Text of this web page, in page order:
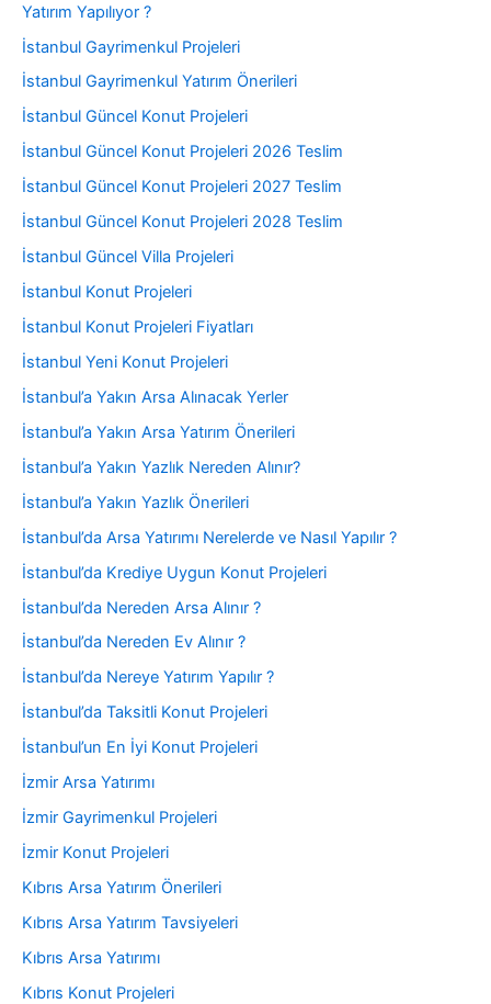
Yatırım Yapılıyor ?
İstanbul Gayrimenkul Projeleri
İstanbul Gayrimenkul Yatırım Önerileri
İstanbul Güncel Konut Projeleri
İstanbul Güncel Konut Projeleri 2026 Teslim
İstanbul Güncel Konut Projeleri 2027 Teslim
İstanbul Güncel Konut Projeleri 2028 Teslim
İstanbul Güncel Villa Projeleri
İstanbul Konut Projeleri
İstanbul Konut Projeleri Fiyatları
İstanbul Yeni Konut Projeleri
İstanbul’a Yakın Arsa Alınacak Yerler
İstanbul’a Yakın Arsa Yatırım Önerileri
İstanbul’a Yakın Yazlık Nereden Alınır?
İstanbul’a Yakın Yazlık Önerileri
İstanbul’da Arsa Yatırımı Nerelerde ve Nasıl Yapılır ?
İstanbul’da Krediye Uygun Konut Projeleri
İstanbul’da Nereden Arsa Alınır ?
İstanbul’da Nereden Ev Alınır ?
İstanbul’da Nereye Yatırım Yapılır ?
İstanbul’da Taksitli Konut Projeleri
İstanbul’un En İyi Konut Projeleri
İzmir Arsa Yatırımı
İzmir Gayrimenkul Projeleri
İzmir Konut Projeleri
Kıbrıs Arsa Yatırım Önerileri
Kıbrıs Arsa Yatırım Tavsiyeleri
Kıbrıs Arsa Yatırımı
Kıbrıs Konut Projeleri